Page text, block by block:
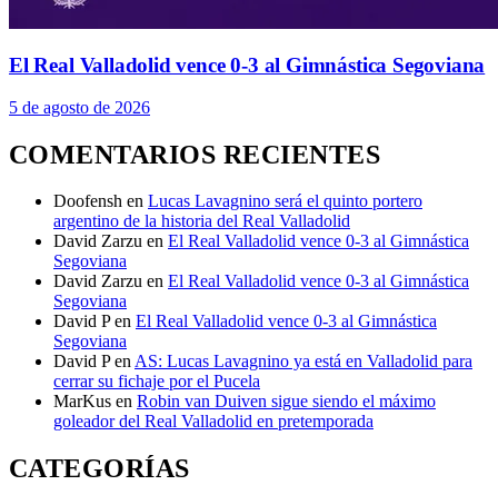
El Real Valladolid vence 0-3 al Gimnástica Segoviana
5 de agosto de 2026
COMENTARIOS RECIENTES
Doofensh en Lucas Lavagnino será el quinto portero
argentino de la historia del Real Valladolid
David Zarzu en El Real Valladolid vence 0-3 al Gimnástica
Segoviana
David Zarzu en El Real Valladolid vence 0-3 al Gimnástica
Segoviana
David P en El Real Valladolid vence 0-3 al Gimnástica
Segoviana
David P enAS: Lucas Lavagnino ya está en Valladolid para
cerrar su fichaje por el Pucela
MarKus en Robin van Duiven sigue siendo el máximo
goleador del Real Valladolid en pretemporada
CATEGORÍAS